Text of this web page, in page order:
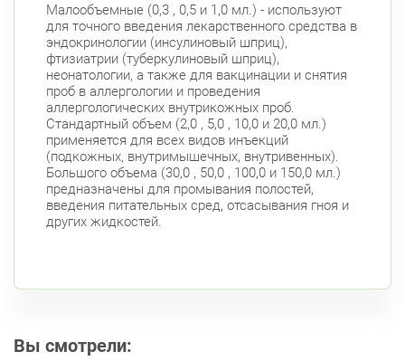
Малообъемные (0,3 , 0,5 и 1,0 мл.) - используют
для точного введения лекарственного средства в
эндокринологии (инсулиновый шприц),
фтизиатрии (туберкулиновый шприц),
неонатологии, а также для вакцинации и снятия
проб в аллергологии и проведения
аллергологических внутрикожных проб.
Стандартный объем (2,0 , 5,0 , 10,0 и 20,0 мл.)
применяется для всех видов инъекций
(подкожных, внутримышечных, внутривенных).
Большого объема (30,0 , 50,0 , 100,0 и 150,0 мл.)
предназначены для промывания полостей,
введения питательных сред, отсасывания гноя и
других жидкостей.
Вы смотрели: